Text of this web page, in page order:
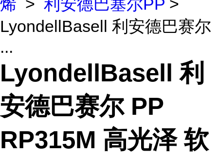
烯 > 利安德巴塞尔PP >
LyondellBasell 利安德巴赛尔
...
LyondellBasell 利
安德巴赛尔 PP
RP315M 高光泽 软